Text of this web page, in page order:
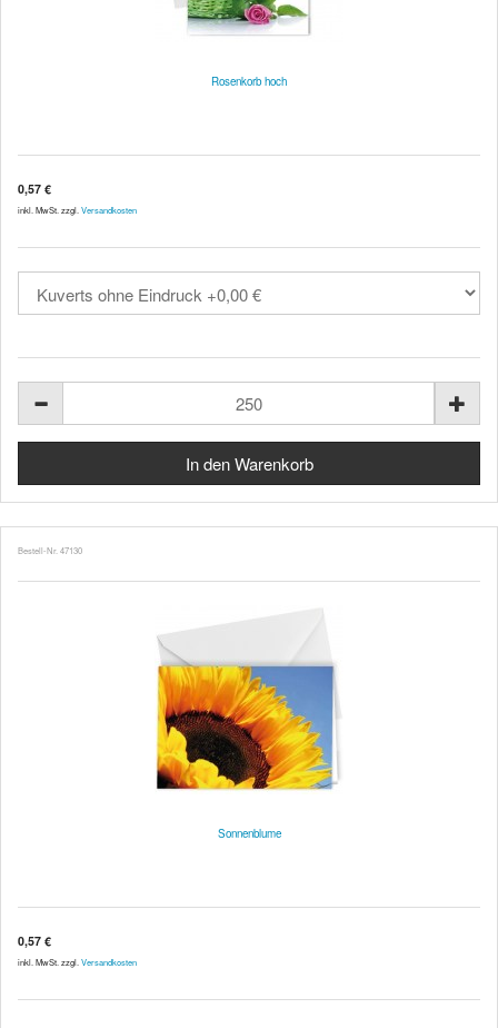
Rosenkorb hoch
0,57 €
inkl. MwSt. zzgl. Versandkosten
Bestell-Nr. 47130
Sonnenblume
0,57 €
inkl. MwSt. zzgl. Versandkosten